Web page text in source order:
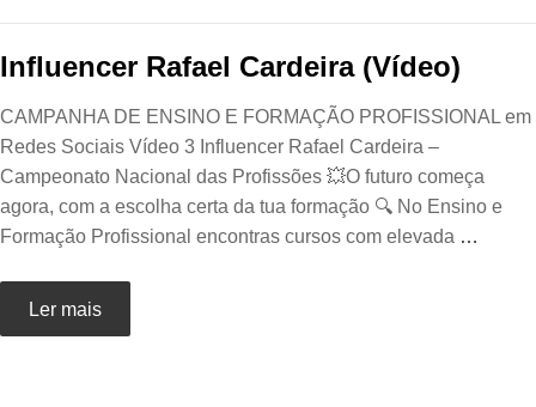
Influencer Rafael Cardeira (Vídeo)
CAMPANHA DE ENSINO E FORMAÇÃO PROFISSIONAL em
Redes Sociais Vídeo 3 Influencer Rafael Cardeira –
Campeonato Nacional das Profissões 💥O futuro começa
agora, com a escolha certa da tua formação 🔍 No Ensino e
Formação Profissional encontras cursos com elevada …
Ler mais